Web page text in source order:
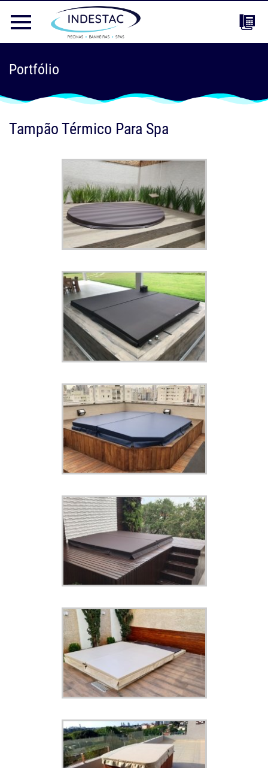
Portfólio
Tampão Térmico Para Spa